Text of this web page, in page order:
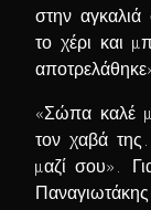
στην
το χέρι και
«Σώπα καλέ
τον χαβά
µαζί σου».